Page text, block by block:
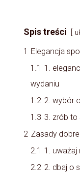
Spis treści
1 Elegancja
1.1 1.
wydaniu
1.2 2. wybór
1.3 3. zrób to
2 Zasady
2.1 1. uważaj
2.2 2. dbaj o